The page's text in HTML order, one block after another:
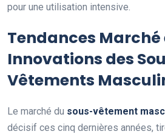
pour une utilisation intensive.
Tendances Marché
Innovations des
Vêtements
Le marché du sous-vêtement
décisif ces cinq dernières années,